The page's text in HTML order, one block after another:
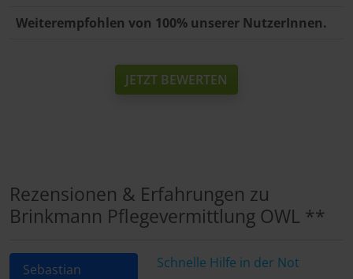
Weiterempfohlen von 100% unserer NutzerInnen.
JETZT BEWERTEN
Rezensionen & Erfahrungen zu
Brinkmann Pflegevermittlung OWL **
Sebastian
Schnelle Hilfe in der Not